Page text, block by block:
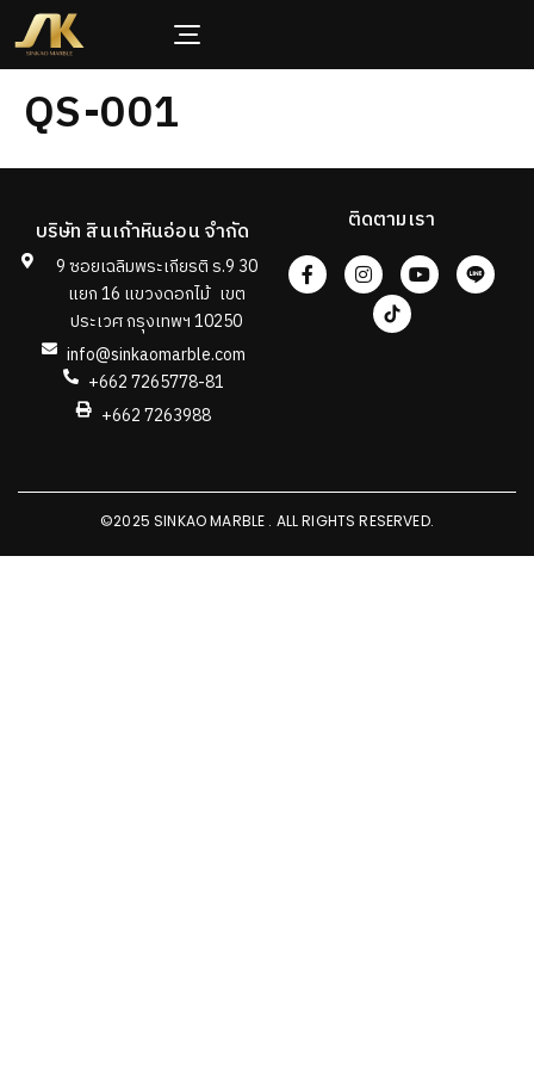
QS-001
บริษัท สินเก้าหินอ่อน จำกัด
9 ซอยเฉลิมพระเกียรติ ร.9 30
แยก 16 แขวงดอกไม้ เขต
ประเวศ กรุงเทพฯ 10250
info@sinkaomarble.com
+662 7265778-81
+662 7263988
ติดตามเรา
©2025 SINKAO MARBLE . ALL RIGHTS RESERVED.